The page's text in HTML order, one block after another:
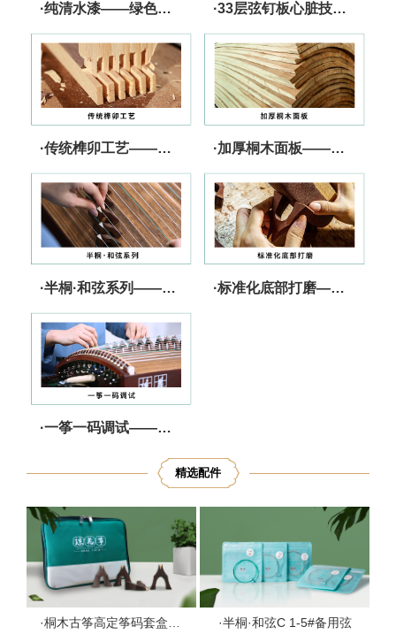
·纯清水漆——绿色、健康、无忧 ·33层弦钉板心脏技术——张力强 更坚固
·传统榫卯工艺——快速传导 音色出众 ·加厚桐木面板——核心技术 发音灵敏
·半桐·和弦系列——音色纯净 张驰有度 ·标准化底部打磨——精工细作 减少跑码
·一筝一码调试——严选把关 调音无忧
精选配件
·半桐·和弦C 1-5#备用弦